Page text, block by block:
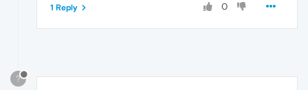
0
1 Reply
?